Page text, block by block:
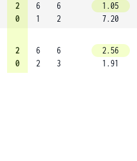
2
0
6
1
6
2
1.05
7.20
2
0
6
2
6
3
2.56
1.91